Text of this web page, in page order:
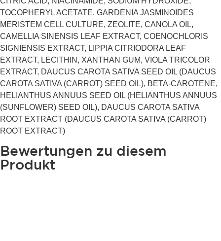
TOCOPHERYL ACETATE, GARDENIA JASMINOIDES
MERISTEM CELL CULTURE, ZEOLITE, CANOLA OIL,
CAMELLIA SINENSIS LEAF EXTRACT, COENOCHLORIS
SIGNIENSIS EXTRACT, LIPPIA CITRIODORA LEAF
EXTRACT, LECITHIN, XANTHAN GUM, VIOLA TRICOLOR
EXTRACT, DAUCUS CAROTA SATIVA SEED OIL (DAUCUS
CAROTA SATIVA (CARROT) SEED OIL), BETA-CAROTENE,
HELIANTHUS ANNUUS SEED OIL (HELIANTHUS ANNUUS
(SUNFLOWER) SEED OIL), DAUCUS CAROTA SATIVA
ROOT EXTRACT (DAUCUS CAROTA SATIVA (CARROT)
ROOT EXTRACT)
Bewertungen zu diesem
Produkt